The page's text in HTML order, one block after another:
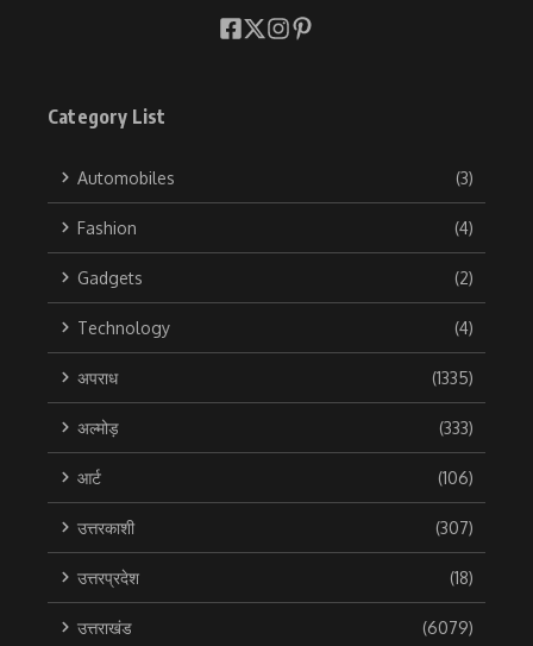
Category List
Automobiles (3)
Fashion (4)
Gadgets (2)
Technology (4)
अपराध (1335)
अल्मोड़ (333)
आर्ट (106)
उत्तरकाशी (307)
उत्तरप्रदेश (18)
उत्तराखंड (6079)